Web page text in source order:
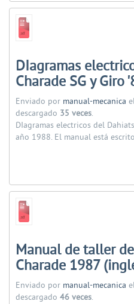
DIagramas
Charade SG y Giro
Enviado por manual-mecanica
descargado 35 veces.
DIagramas electricos del
año 1988. El manual está
Manual de taller
Charade 1987
Enviado por manual-mecanica
descargado 46 veces.